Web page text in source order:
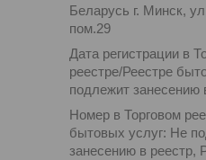
Беларусь г. Минск,
пом.29
Дата регистрации в
реестре/Реестре
подлежит занесению
Номер в Торговом
бытовых услуг: Не
занесению в реестр,